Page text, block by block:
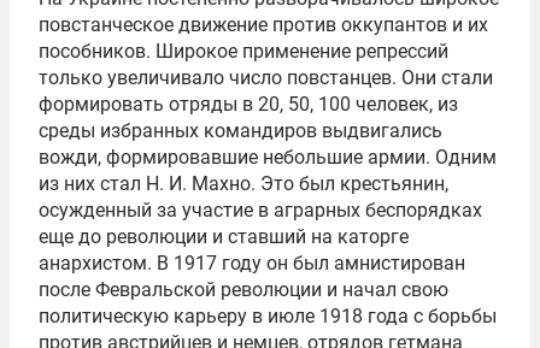
повстанческое движение против оккупантов и их
пособников. Широкое применение репрессий
только увеличивало число повстанцев. Они стали
формировать отряды в 20, 50, 100 человек, из
среды избранных командиров выдвигались
вожди, формировавшие небольшие армии. Одним
из них стал Н. И. Махно. Это был крестьянин,
осужденный за участие в аграрных беспорядках
еще до революции и ставший на каторге
анархистом. В 1917 году он был амнистирован
после Февральской революции и начал свою
политическую карьеру в июле 1918 года с борьбы
против австрийцев и немцев, отрядов гетмана